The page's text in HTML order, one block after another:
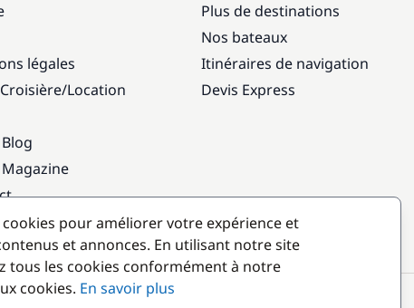
légales
/Location
Plus de destinations
Nos bateaux
Itinéraires de navigation
Devis Express
populaires
pour améliorer votre expérience et
et annonces. En utilisant notre site
tous les cookies conformément à notre
cookies. En savoir plus